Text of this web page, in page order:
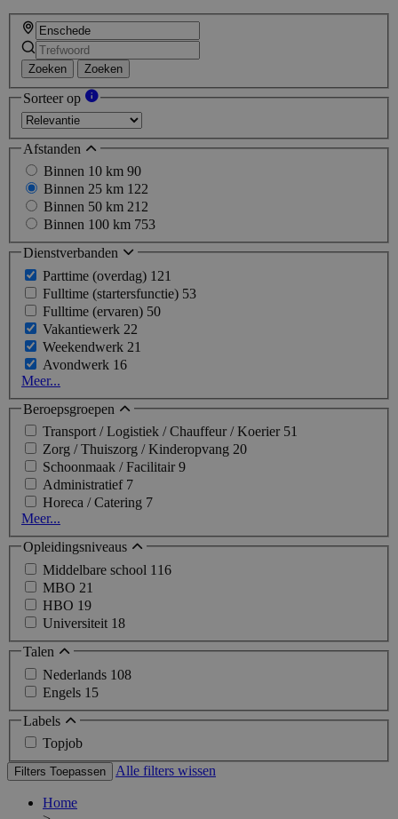
Zoeken Zoeken
Sorteer op
Afstanden
Binnen 10 km 90
Binnen 25 km 122
Binnen 50 km 212
Binnen 100 km 753
Dienstverbanden
Parttime (overdag) 121
Fulltime (startersfunctie) 53
Fulltime (ervaren) 50
Vakantiewerk 22
Weekendwerk 21
Avondwerk 16
Meer...
Beroepsgroepen
Transport / Logistiek / Chauffeur / Koerier 51
Zorg / Thuiszorg / Kinderopvang 20
Schoonmaak / Facilitair9
Administratief 7
Horeca / Catering 7
Meer...
Opleidingsniveaus
Middelbare school 116
MBO 21
HBO 19
Universiteit 18
Talen
Nederlands 108
Engels 15
Labels
Topjob
Filters Toepassen Alle filters wissen
Home